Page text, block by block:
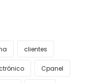
clientes
Cpanel